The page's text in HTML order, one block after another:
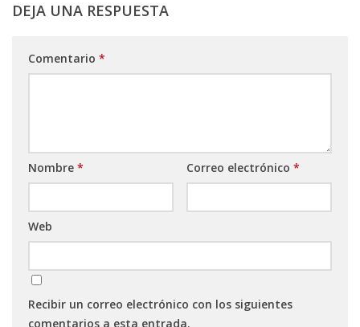
DEJA UNA RESPUESTA
Comentario *
Nombre * Correo electrónico *
Web
Recibir un correo electrónico con los siguientes
comentarios a esta entrada.